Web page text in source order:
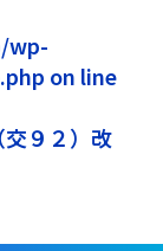
wp-
on line
９２）改